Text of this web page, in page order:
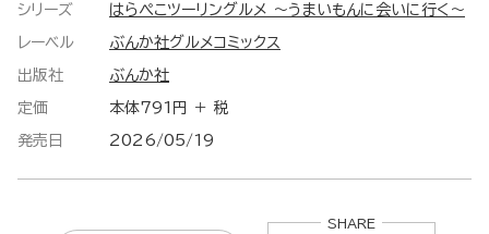
シリーズ はらぺこツーリングルメ ～うまいもんに会いに行く～
レーベル ぶんか社グルメコミックス
出版社 ぶんか社
定価 本体791円 ＋ 税
発売日 2026/05/19
SHARE